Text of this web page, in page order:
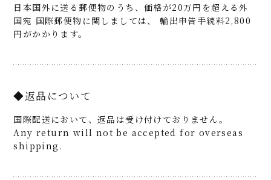
日本国外に送る郵便物のうち、価格が20万円を超える外
国宛 国際郵便物に関しましては、 輸出申告手続料2,800
円がかかります。
◆返品について
国際配送において、返品は受け付けておりません。
Any return will not be accepted for overseas
shipping.